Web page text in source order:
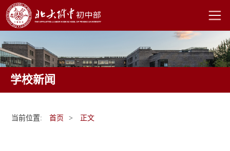
学校新闻
当前位置: 首页 > 正文